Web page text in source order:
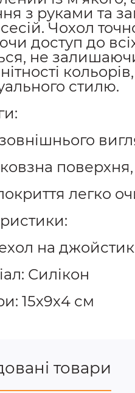
з руками та
сесій. Чохол
доступ до
не
стилю.
легко
на джойстик
Силікон
15х9х4 см
товари